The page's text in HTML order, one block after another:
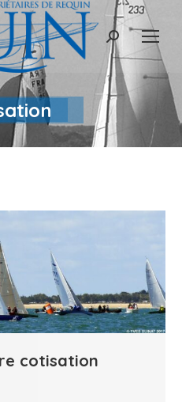
Recherche
cotisation